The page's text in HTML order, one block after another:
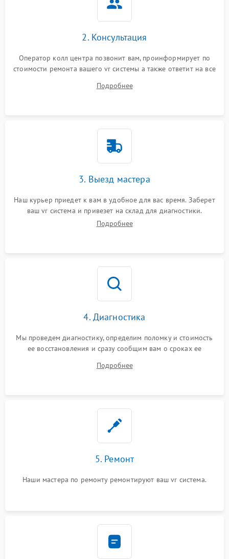
Неисправность системы
защиты от замыкания
Подробнее →
1000 ₽
2. Консультация
Оператор колл центра позвонит вам, проинформирует по
стоимости ремонта вашего vr системы а также ответит на все
Подробнее
3. Выезд мастера
Наш курьер приедет к вам в удобное для вас время. Заберет
ваш vr система и привезет на склад для диагностики.
Подробнее
4. Диагностика
Мы проведем диагностику, определим поломку и стоимость
ее восстановления и сразу сообщим вам о сроках ее
Подробнее
5. Ремонт
Наши мастера по ремонту ремонтируют ваш vr система.